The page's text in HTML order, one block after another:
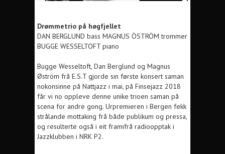
Drømmetrio på høgfjellet
DAN BERGLUND bass MAGNUS ÖSTRÖM trommer
BUGGE WESSELTOFT piano
Bugge Wesseltoft, Dan Berglund og Magnus
Øström frå E.S.T gjorde sin første konsert saman
nokonsinne på Nattjazz i mai, på Finsejazz 2018
får vi no oppleve denne unike trioen saman på
scena for andre gong. Urpremieren i Bergen fekk
strålande mottaking frå både publikum og pressa,
og resulterte også i eit framifrå radioopptak i
Jazzklubben i NRK P2.